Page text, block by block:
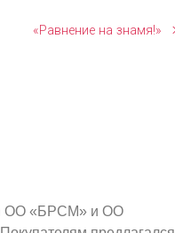
«Равнение на знамя!»
ОО «БРСМ» и ОО